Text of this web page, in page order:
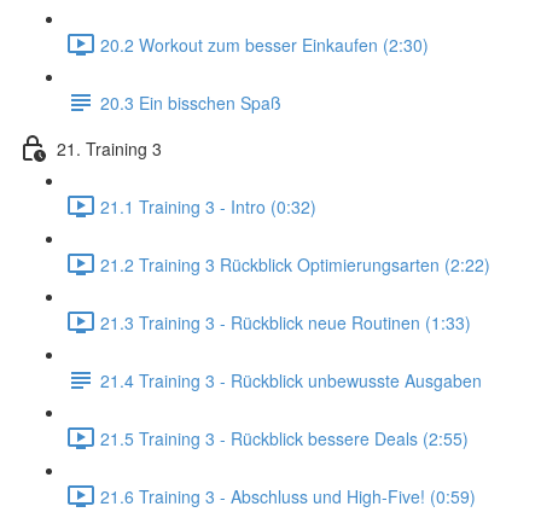
20.2 Workout zum besser Einkaufen (2:30)
20.3 Ein bisschen Spaß
21. Training 3
21.1 Training 3 - Intro (0:32)
21.2 Training 3 Rückblick Optimierungsarten (2:22)
21.3 Training 3 - Rückblick neue Routinen (1:33)
21.4 Training 3 - Rückblick unbewusste Ausgaben
21.5 Training 3 - Rückblick bessere Deals (2:55)
21.6 Training 3 - Abschluss und High-Five! (0:59)